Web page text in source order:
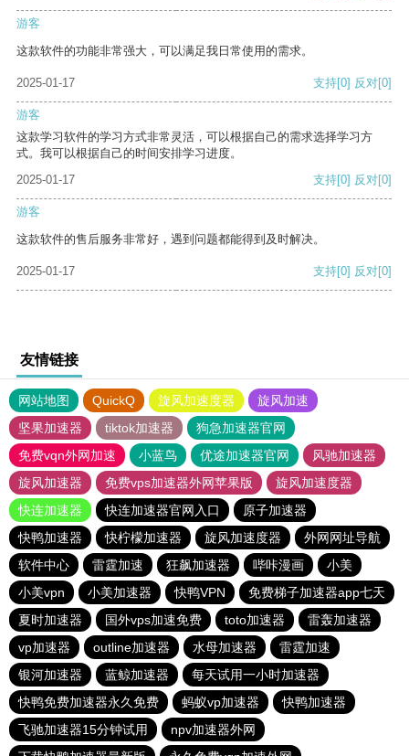
游客
这款软件的功能非常强大，可以满足我日常使用的需求。
2025-01-17 支持[0] 反对[0]
游客
这款学习软件的学习方式非常灵活，可以根据自己的需求选择学习方
式。我可以根据自己的时间安排学习进度。
2025-01-17
支持[0] 反对[0]
游客
这款软件的售后服务非常好，遇到问题都能得到及时解决。
2025-01-17 支持[0] 反对[0]
友情链接
网站地图 QuickQ 旋风加速度器
旋风加速
坚果加速器
tiktok加速器
狗急加速器官网
免费vqn外网加速
小蓝鸟 优途加速器官网
风驰加速器
旋风加速器
免费vps加速器外网苹果版
旋风加速度器
快连加速器
快连加速器官网入口
原子加速器
快鸭加速器
快柠檬加速器 旋风加速度器
外网网址导航
软件中心
雷霆加速 狂飙加速器 哔咔漫画
小美
小美vpn
小美加速器 快鸭VPN
免费梯子加速器app七天
夏时加速器
国外vps加速免费 toto加速器
雷轰加速器
vp加速器
outline加速器 水母加速器
雷霆加速
银河加速器
蓝鲸加速器
每天试用一小时加速器
快鸭免费加速器永久免费
蚂蚁vp加速器
快鸭加速器
飞驰加速器15分钟试用
npv加速器外网